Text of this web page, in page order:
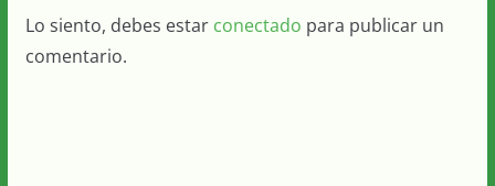
Lo siento, debes estar conectado para publicar un
comentario.